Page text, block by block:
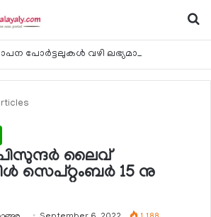
ലൈവ്
സെപ്റ്റംബര്‍ 15 നു